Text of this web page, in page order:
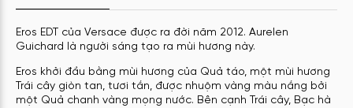
Eros EDT của Versace được ra đời năm 2012. Aurelen
Guichard là người sáng tạo ra mùi hương này.
Eros khởi đầu bằng mùi hương của Quả táo, một mùi hương
Trái cây giòn tan, tươi tắn, được nhuộm vàng màu nắng bởi
một Quả chanh vàng mọng nước. Bên cạnh Trái cây, Bạc hà